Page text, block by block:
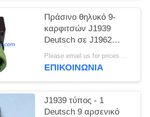
Πράσινο θηλυκό 9-
καρφιτσών J1939
Deutsch σε J1962
OBD-ΙΙ OBD 16
θηλυκός
Please email us for prices MOQ:100 τεμ
ΕΠΙΚΟΙΝΩΝΊΑ
J1939 τύπος - 1
Deutsch 9 αρσενικό